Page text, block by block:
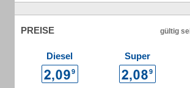
PREISE gültig
Diesel Super